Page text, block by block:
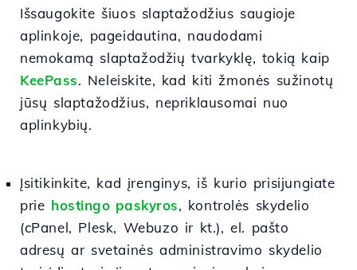
Išsaugokite šiuos slaptažodžius saugioje
aplinkoje, pageidautina, naudodami
nemokamą slaptažodžių tvarkyklę, tokią kaip
KeePass. Neleiskite, kad kiti žmonės sužinotų
jūsų slaptažodžius, nepriklausomai nuo
aplinkybių.
Įsitikinkite, kad įrenginys, iš kurio prisijungiate
prie hostingo paskyros, kontrolės skydelio
(cPanel, Plesk, Webuzo ir kt.), el. pašto
adresų ar svetainės administravimo skydelio